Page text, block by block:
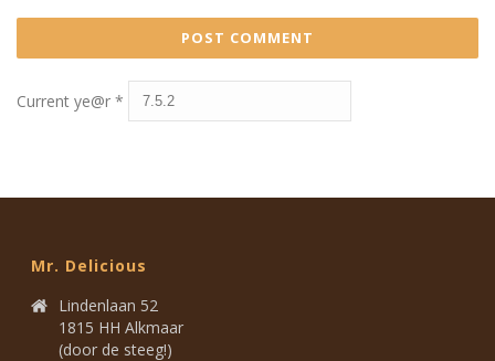
Current ye@r *
Mr. Delicious
Lindenlaan 52
1815 HH Alkmaar
(door de steeg!)